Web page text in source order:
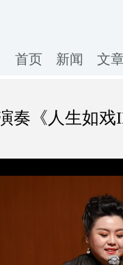
首页 新闻 文章
奏《人生如戏II
播